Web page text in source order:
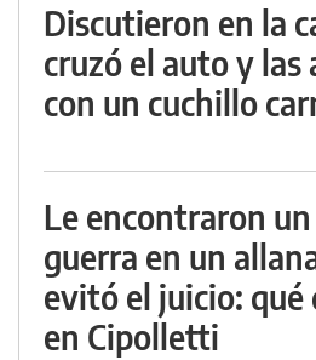
Discutieron en la
cruzó el auto y las
con un cuchillo
Le encontraron
guerra en un
evitó el juicio: qué
en Cipolletti